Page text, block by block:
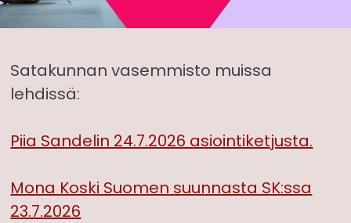
Satakunnan vasemmisto muissa
lehdissä:
Piia Sandelin 24.7.2026 asiointiketjusta.
Mona Koski Suomen suunnasta SK:ssa
23.7.2026